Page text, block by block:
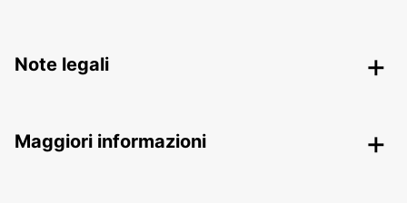
Note legali
Maggiori informazioni